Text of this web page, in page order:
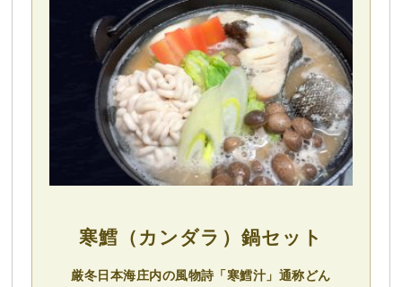
寒鱈（カンダラ）鍋セット
厳冬日本海庄内の風物詩「寒鱈汁」通称どん